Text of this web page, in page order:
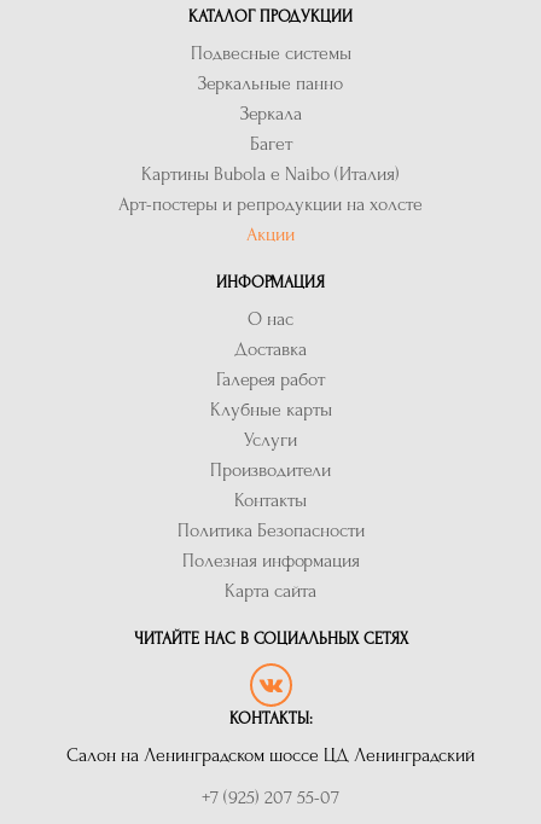
КАТАЛОГ ПРОДУКЦИИ
Подвесные системы
Зеркальные панно
Зеркала
Багет
Картины Bubola e Naibo (Италия)
Арт-постеры и репродукции на холсте
Акции
ИНФОРМАЦИЯ
О нас
Доставка
Галерея работ
Клубные карты
Услуги
Производители
Контакты
Политика Безопасности
Полезная информация
Карта сайта
ЧИТАЙТЕ НАС В СОЦИАЛЬНЫХ СЕТЯХ
КОНТАКТЫ:
Салон на Ленинградском шоссе ЦД Ленинградский
+7 (925) 207 55-07